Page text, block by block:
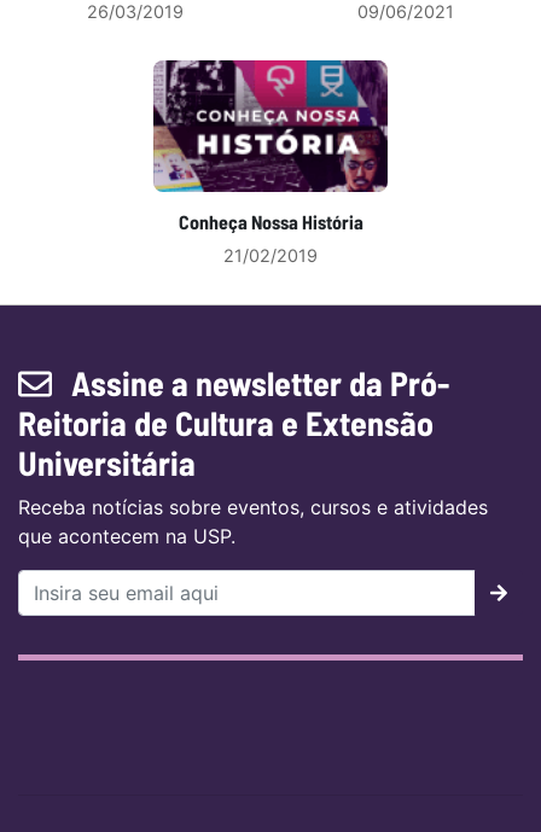
26/03/2019 09/06/2021
Conheça Nossa História
21/02/2019
Assine a newsletter da Pró-
Reitoria de Cultura e Extensão
Universitária
Receba notícias sobre eventos, cursos e atividades
que acontecem na USP.